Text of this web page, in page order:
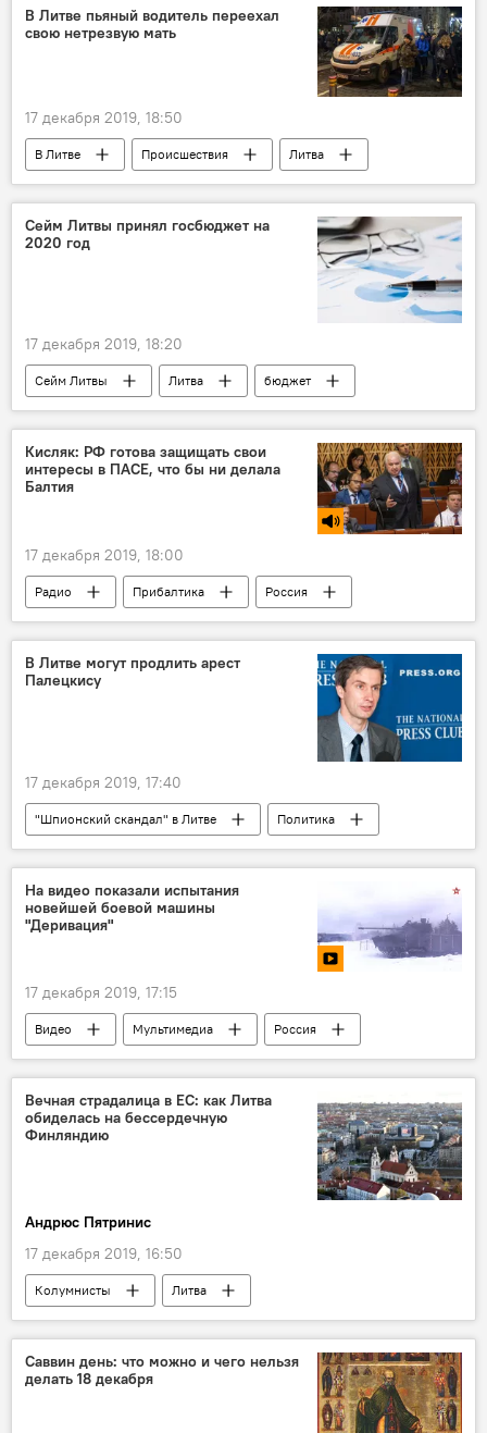
США
санкции Северный поток-2
В Литве пьяный водитель переехал
свою нетрезвую мать
17 декабря 2019, 18:50
В Литве Происшествия
Литва
ДТП
пьяный водитель
Сейм Литвы принял госбюджет на
2020 год
17 декабря 2019, 18:20
Сейм Литвы Литва
бюджет
Экономика
Кисляк: РФ готова защищать свои
интересы в ПАСЕ, что бы ни делала
Балтия
17 декабря 2019, 18:00
Радио Прибалтика
Россия
Парламентская Ассамблея Совета Европы (ПАСЕ)
Возвращение России в ПАСЕ
В Литве могут продлить арест
Палецкису
17 декабря 2019, 17:40
"Шпионский скандал" в Литве
Политика
Литва
Альгирдас Палецкис
На видео показали испытания
новейшей боевой машины
"Деривация"
17 декабря 2019, 17:15
Видео Мультимедиа Россия
Вечная страдалица в ЕС: как Литва
обиделась на бессердечную
Финляндию
Андрюс Пятринис
17 декабря 2019, 16:50
Колумнисты
Литва
Гитанас Науседа
Финляндия
Саввин день: что можно и чего нельзя
делать 18 декабря